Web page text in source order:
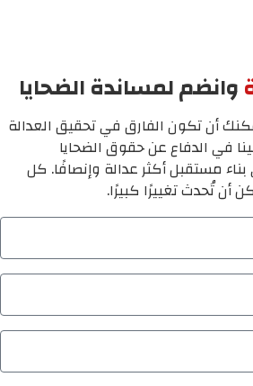
وانضم لمساندة الضحايا
أن تكون الفارق في تحقيق العدالة
في الدفاع عن حقوق الضحايا
مستقبل أكثر عدالة وإنصافًا. كل
تُحدث تغييرًا كبيرًا.